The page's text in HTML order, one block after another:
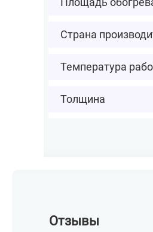
Страна
Температура
Толщина
Отзывы